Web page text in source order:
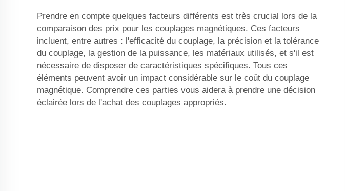
Prendre en compte quelques facteurs différents est très crucial lors de la
comparaison des prix pour les couplages magnétiques. Ces facteurs
incluent, entre autres : l'efficacité du couplage, la précision et la tolérance
du couplage, la gestion de la puissance, les matériaux utilisés, et s'il est
nécessaire de disposer de caractéristiques spécifiques. Tous ces
éléments peuvent avoir un impact considérable sur le coût du couplage
magnétique. Comprendre ces parties vous aidera à prendre une décision
éclairée lors de l'achat des couplages appropriés.